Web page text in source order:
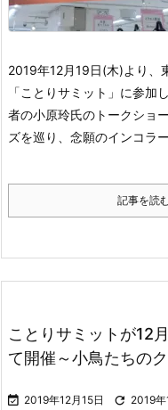
2019年12月19日(木)より、
「ことりサミット」に参加
者の小原玲氏のトークショ
ズを巡り、念願のインコラ
記事を読
ことりサミットが12
て開催～小鳥たちの
 2019年12月15日  2019